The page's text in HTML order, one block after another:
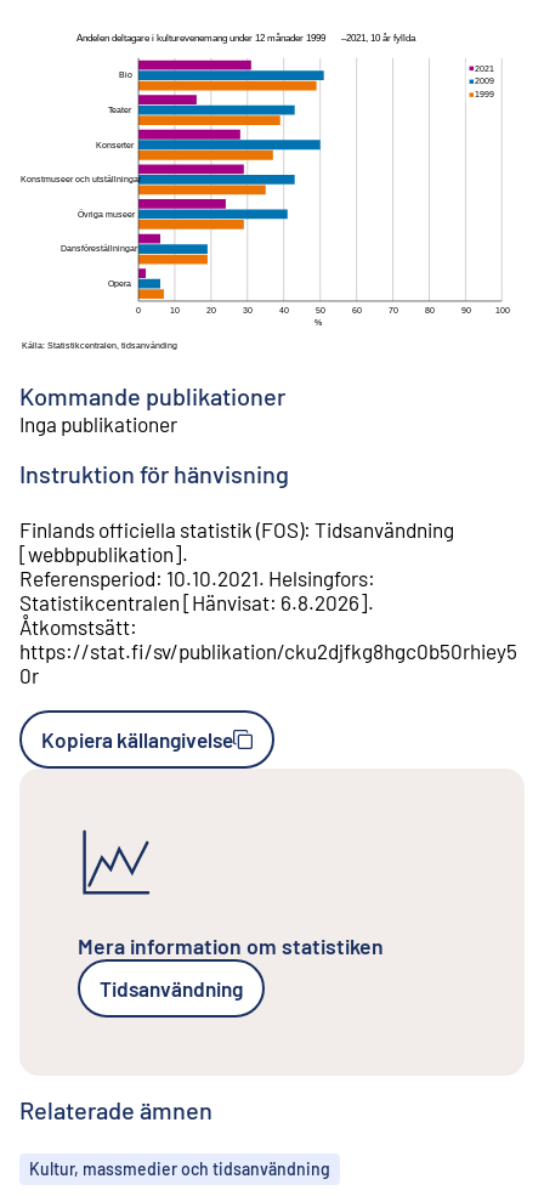
Kommande publikationer
Inga publikationer
Instruktion för hänvisning
Finlands officiella statistik (FOS): Tidsanvändning
[webbpublikation].
Referensperiod: 10.10.2021. Helsingfors:
Statistikcentralen [Hänvisat: 6.8.2026].
Åtkomstsätt:
https://stat.fi/sv/publikation/cku2djfkg8hgc0b50rhiey5
0r
Kopiera källangivelse
Mera information om statistiken
Tidsanvändning
Relaterade ämnen
Ämnen
Kultur, massmedier och tidsanvändning